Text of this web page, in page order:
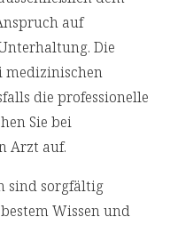
auf
Die
medizinischen
die professionelle
Sie bei
Arzt auf.
sind sorgfältig
Wissen und